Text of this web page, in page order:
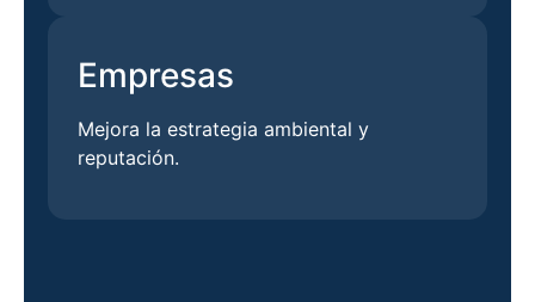
Empresas
Mejora la estrategia ambiental y
reputación.